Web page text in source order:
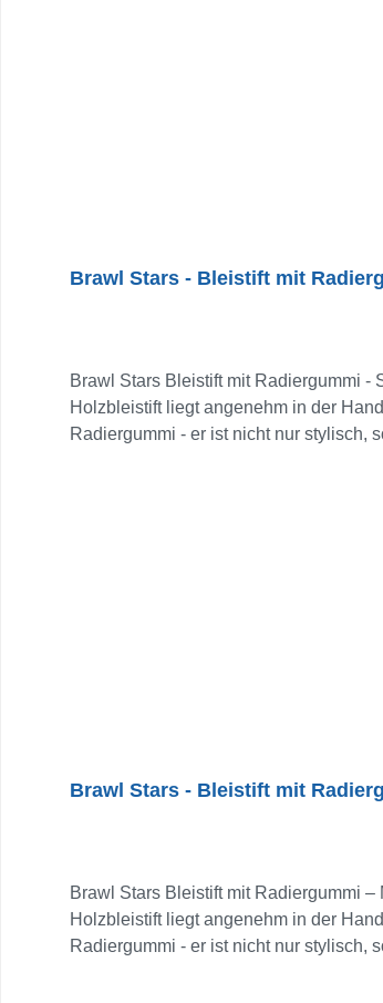
Brawl Stars - Bleistift mit
Brawl Stars Bleistift mit Radiergummi
Holzbleistift liegt angenehm in der
Radiergummi - er ist nicht nur stylisch,
Brawl Stars - Bleistift mit
Brawl Stars Bleistift mit Radiergummi
Holzbleistift liegt angenehm in der
Radiergummi - er ist nicht nur stylisch,